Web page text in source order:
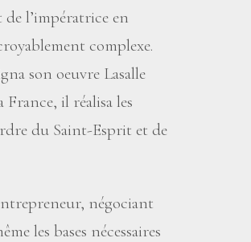
l’impératrice en
complexe.
son oeuvre Lasalle
France, il réalisa les
du Saint-Esprit et de
négociant
les bases nécessaires